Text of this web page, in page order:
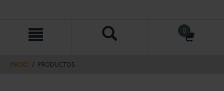
contenido
navegacin
0
INICIO PRODUCTOS